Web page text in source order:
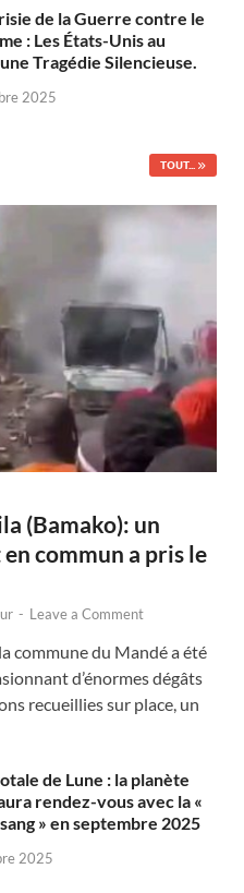
de la Guerre contre le
: Les États-Unis au
Tragédie Silencieuse.
2025
TOUT...
(Bamako): un
commun a pris le
- Leave a Comment
commune du Mandé a été
d’énormes dégâts
recueillies sur place, un
de Lune : la planète
rendez-vous avec la «
» en septembre 2025
2025